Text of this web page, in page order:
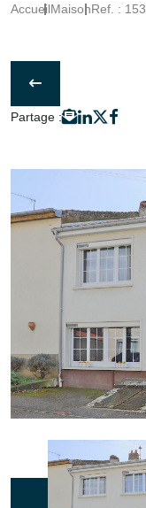
AccueilMaisonRef. : 153
Partage :